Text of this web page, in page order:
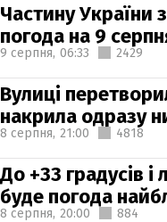
Частину України
погода на 9
9 серпня, 06:33 2429
Вулиці
накрила одразу
8 серпня, 21:00 4818
До +33 градусів
буде погода
8 серпня, 20:00 884